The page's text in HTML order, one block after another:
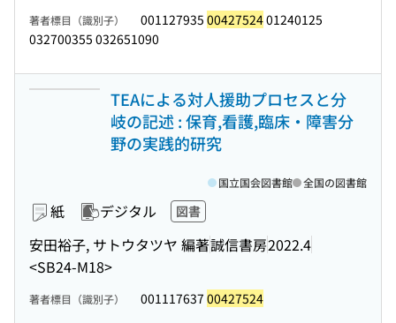
著者標目（識別子） 001127935 0042752401240125
032700355 032651090
TEAによる対人援助プロセスと分
岐の記述 : 保育,看護,臨床・障害分
野の実践的研究
紙 デジタル 図書
安田裕子, サトウタツヤ 編著誠信書房2022.4
<SB24-M18>
国立国会図書館 全国の図書館
著者標目（識別子） 001117637 00427524